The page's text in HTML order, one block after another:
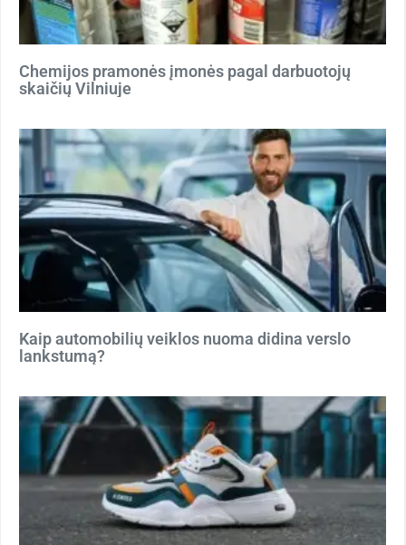
Chemijos pramonės įmonės pagal darbuotojų
skaičių Vilniuje
Kaip automobilių veiklos nuoma didina verslo
lankstumą?